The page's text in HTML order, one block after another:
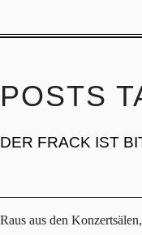
POSTS
DER FRACK IST
Raus aus den